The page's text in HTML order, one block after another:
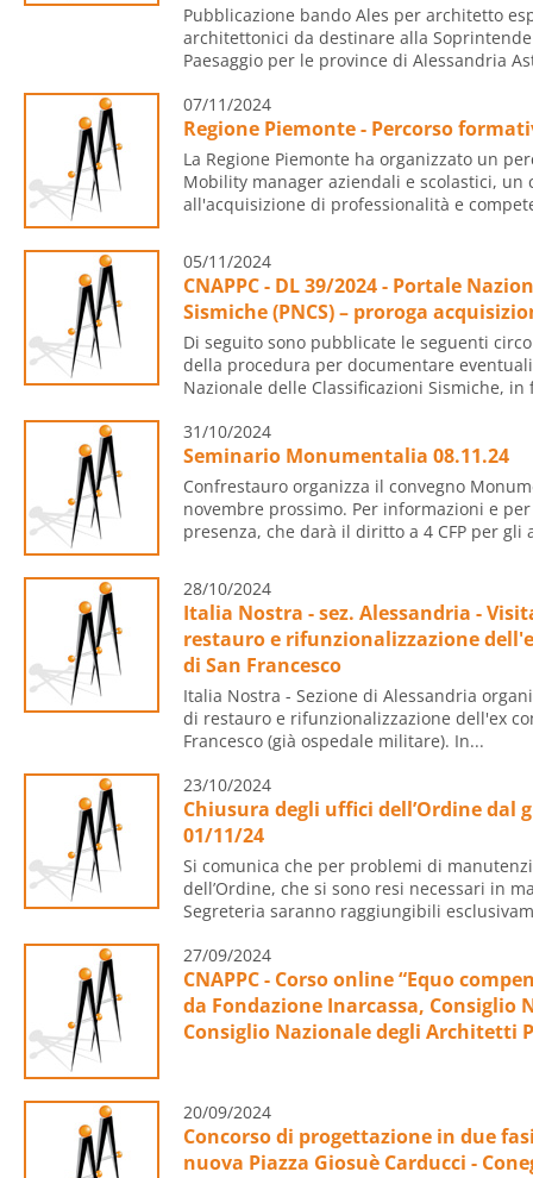
Pubblicazione bando Ales per architetto
architettonici da destinare alla
Paesaggio per le province di Alessandria
07/11/2024
Regione Piemonte - Percorso
La Regione Piemonte ha organizzato un
Mobility manager aziendali e scolastici, un
all'acquisizione di professionalità e
05/11/2024
CNAPPC - DL 39/2024 - Portale
Sismiche (PNCS) – proroga
Di seguito sono pubblicate le seguenti
della procedura per documentare
Nazionale delle Classificazioni Sismiche, in
31/10/2024
Seminario Monumentalia 08.11.24
Confrestauro organizza il convegno
novembre prossimo. Per informazioni e
presenza, che darà il diritto a 4 CFP per gli
28/10/2024
Italia Nostra - sez. Alessandria -
restauro e rifunzionalizzazione
di San Francesco
Italia Nostra - Sezione di Alessandria
di restauro e rifunzionalizzazione dell'ex
Francesco (già ospedale militare). In...
23/10/2024
Chiusura degli uffici dell’Ordine dal
01/11/24
Si comunica che per problemi di
dell’Ordine, che si sono resi necessari in
Segreteria saranno raggiungibili
27/09/2024
CNAPPC - Corso online “Equo
da Fondazione Inarcassa, Consiglio
Consiglio Nazionale degli Architetti
20/09/2024
Concorso di progettazione in due
nuova Piazza Giosuè Carducci -